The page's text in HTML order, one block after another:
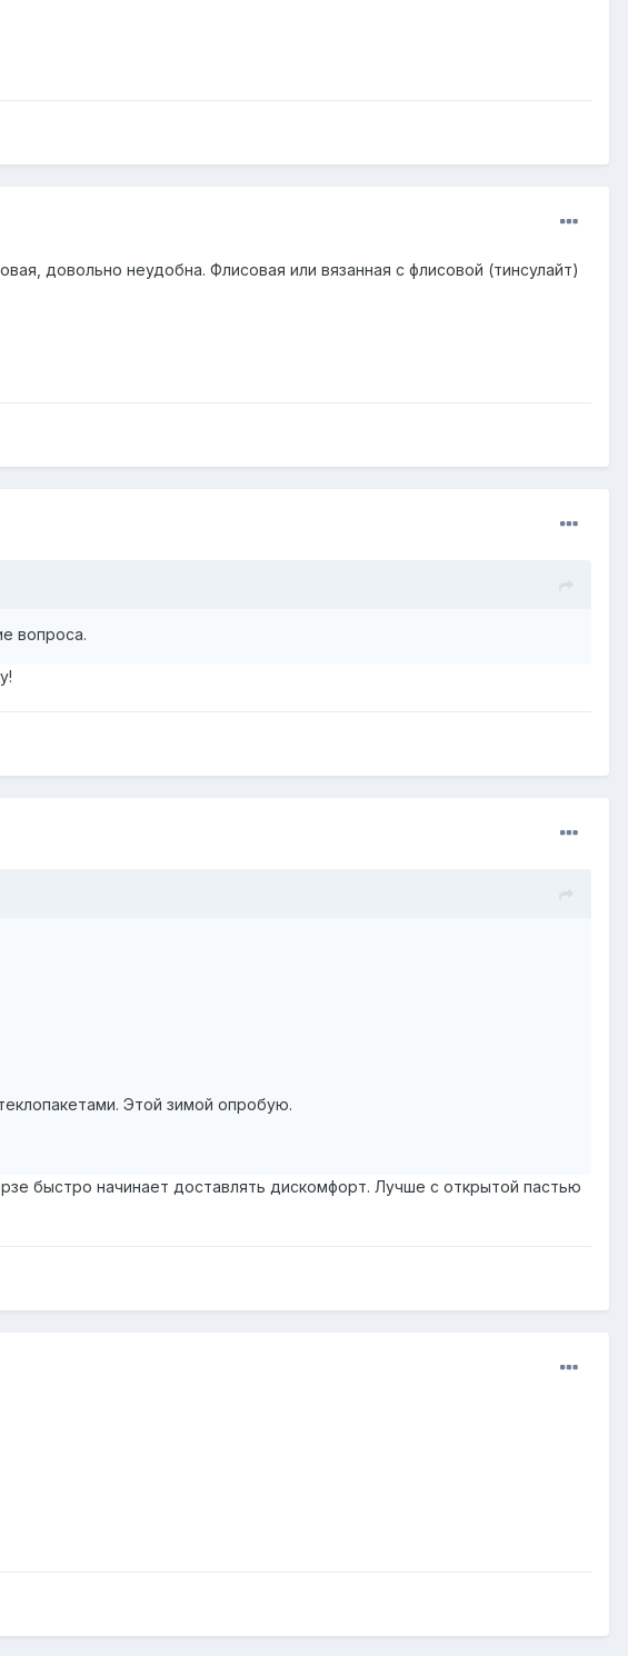
довольно неудобна. Флисовая или вязанная с флисовой (тинсулайт)
вопроса.
Этой зимой опробую.
быстро начинает доставлять дискомфорт. Лучше с открытой пастью